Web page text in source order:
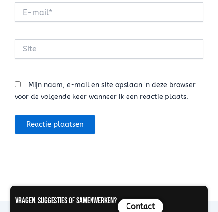
mail*
Mijn naam, e-mail en site opslaan in deze browser
voor de volgende keer wanneer ik een reactie plaats.
Vragen, suggesties of samenwerken?
Contact